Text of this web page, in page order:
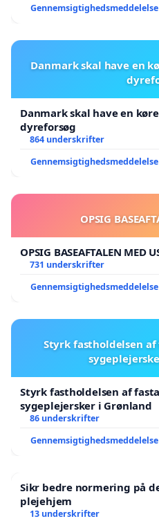
Gennemsigtighedsmeddelelse
Danmark skal have en
Danmark skal have en
dyreforsøg
864 underskrifter
Gennemsigtighedsmeddelelse
OPSIG
OPSIG BASEAFTALEN MED
731 underskrifter
Gennemsigtighedsmeddelelse
Styrk fastholdelsen
Styrk fastholdelsen af
sygeplejersker i Grønland
86 underskrifter
Gennemsigtighedsmeddelelse
Sikr bedre normering på
plejehjem
13 underskrifter